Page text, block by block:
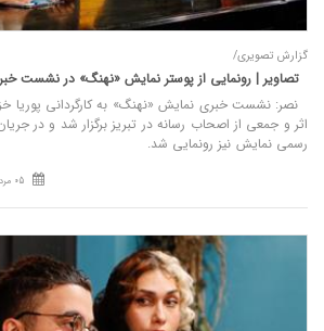
گزارش تصویری/
تصاویر | رونمایی از پوستر نمایش «نهنگ» در نشست
نصر: نشست خبری نمایش «نهنگ» به کارگردانی پوریا
اثر و جمعی از اصحاب رسانه در تبریز برگزار شد و در
رسمی نمایش نیز رونمایی شد.
05 مرداد 01